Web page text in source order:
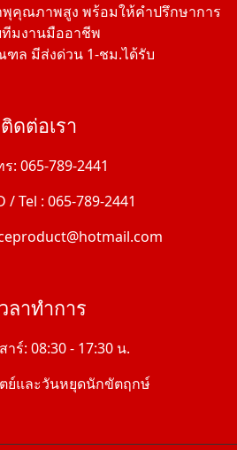
คุณภาพสูง พร้อมให้คำปรึกษาการ
มงานมืออาชีพ
ล มีส่งด่วน 1-ชม.ได้รับ
ติดต่อเรา
ร: 065-789-2441
/ Tel : 065-789-2441
ลาทำการ
าร์: 08:30 - 17:30 น.
ย์และวันหยุดนักขัตฤกษ์